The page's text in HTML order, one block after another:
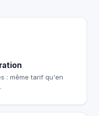
: même tarif qu'en